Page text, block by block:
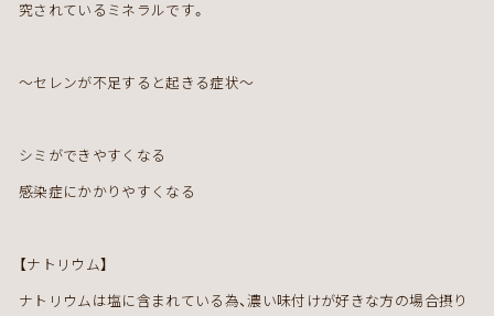
究されているミネラルです。
～セレンが不足すると起きる症状～
シミができやすくなる
感染症にかかりやすくなる
【ナトリウム】
ナトリウムは塩に含まれている為、濃い味付けが好きな方の場合摂り